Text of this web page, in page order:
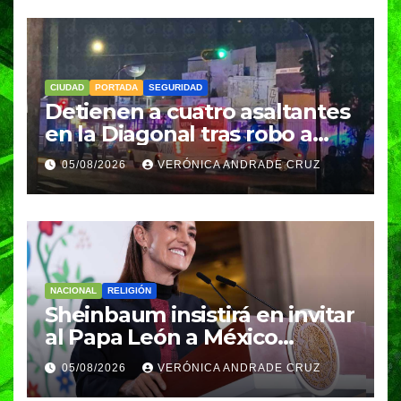
CIUDAD PORTADA SEGURIDAD
Detienen a cuatro asaltantes
en la Diagonal tras robo a
Coppel en el Centro de
Puebla; recuperan celulares
y aseguran un arma
05/08/2026 VERÓNICA ANDRADE CRUZ
NACIONAL RELIGIÓN
Sheinbaum insistirá en invitar
al Papa León a México
durante su próxima gira por
América Latina
05/08/2026 VERÓNICA ANDRADE CRUZ